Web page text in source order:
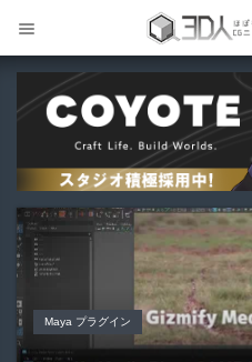
Maya プラグイン
Unreal Engine アセット
Unreal Engine アセット
Pipe It | 直感的にパイプ形状
Unreal Engine アセット
Directive Utilities | ブループ
Unityエフェクトレシピブッ